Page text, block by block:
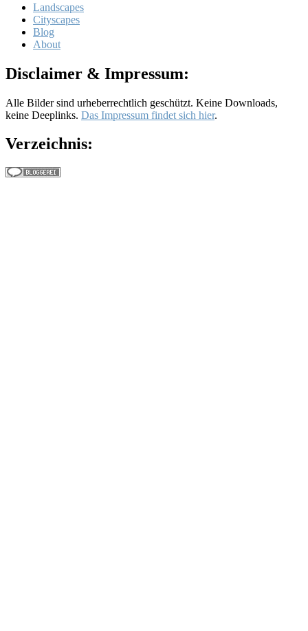
Landscapes
Cityscapes
Blog
About
Disclaimer & Impressum:
Alle Bilder sind urheberrechtlich geschützt. Keine Downloads,
keine Deeplinks. Das Impressum findet sich hier.
Verzeichnis: